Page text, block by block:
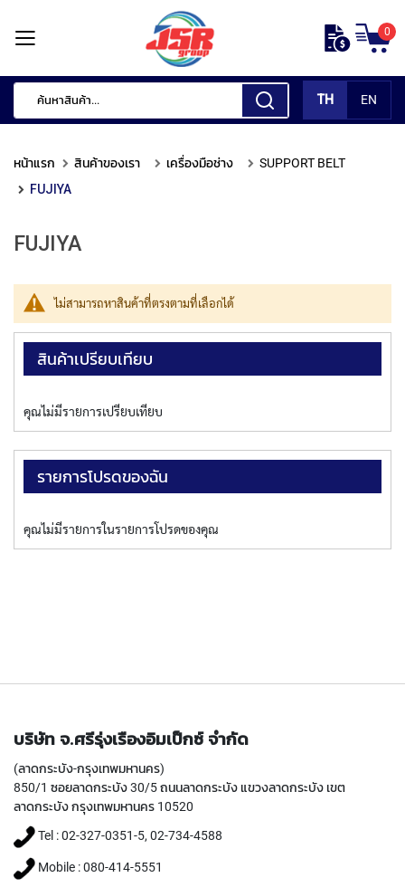
แรก
สินค้า
เรา
รื่
ง
มื
อ
กั
แ
ง
โ
ห
สิ
น
P
P
I
E
A
0
TH EN
ข้าม
ไป
เนื้อหา
หน้าแรก สินค้าของเรา เครื่องมือช่าง
SUPPORT BELT
FUJIYA
FUJIYA
ไม่สามารถหาสินค้าที่ตรงตามที่เลือกได้
สินค้าเปรียบเทียบ
คุณไม่มีรายการเปรียบเทียบ
รายการโปรดของฉัน
คุณไม่มีรายการในรายการโปรดของคุณ
บริษัท จ.ศรีรุ่งเรืองอิมเป็กซ์ จำกัด
(ลาดกระบัง-กรุงเทพมหานคร)
850/1 ซอยลาดกระบัง 30/5 ถนนลาดกระบัง แขวงลาดกระบัง เขต
ลาดกระบัง กรุงเทพมหานคร 10520
Tel : 02-327-0351-5, 02-734-4588
Mobile : 080-414-5551